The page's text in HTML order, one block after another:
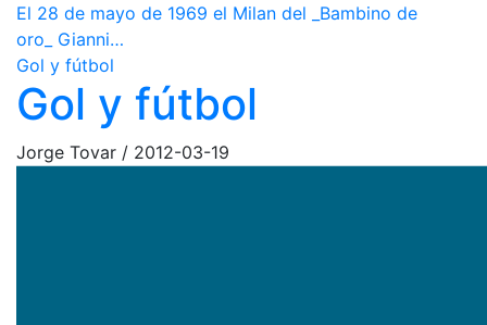
El 28 de mayo de 1969 el Milan del _Bambino de
oro_ Gianni…
Gol y fútbol
Gol y fútbol
Jorge Tovar / 2012-03-19